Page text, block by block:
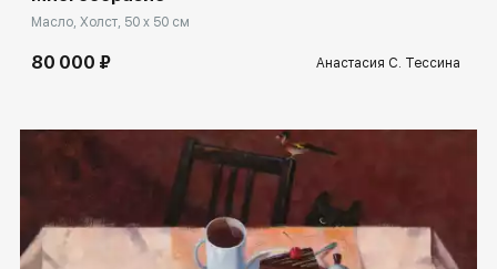
Масло, Холст, 50 x 50 см
80 000 ₽ Анастасия С. Тессина